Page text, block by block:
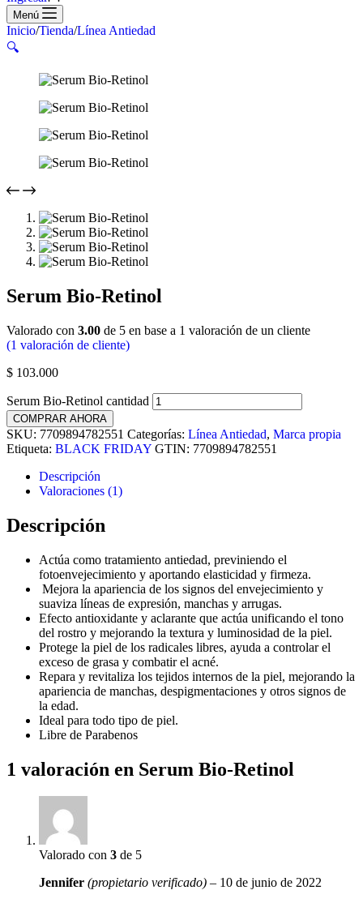
Menú
Inicio/Tienda/Línea Antiedad
🔍
Serum Bio-Retinol
Valorado con 3.00 de 5 en base a 1 valoración de un cliente
(1 valoración de cliente)
$ 103.000
Serum Bio-Retinol cantidad
COMPRAR AHORA
SKU: 7709894782551 Categorías: Línea Antiedad, Marca propia
Etiqueta: BLACK FRIDAY GTIN: 7709894782551
Descripción
Valoraciones (1)
Descripción
Actúa como tratamiento antiedad, previniendo el
fotoenvejecimiento y aportando elasticidad y firmeza.
Mejora la apariencia de los signos del envejecimiento y
suaviza líneas de expresión, manchas y arrugas.
Efecto antioxidante y aclarante que actúa unificando el tono
del rostro y mejorando la textura y luminosidad de la piel.
Protege la piel de los radicales libres, ayuda a controlar el
exceso de grasa y combatir el acné.
Repara y revitaliza los tejidos internos de la piel, mejorando la
apariencia de manchas, despigmentaciones y otros signos de
la edad.
Ideal para todo tipo de piel.
Libre de Parabenos
1 valoración en Serum Bio-Retinol
Valorado con 3 de 5
Jennifer (propietario verificado) – 10 de junio de 2022